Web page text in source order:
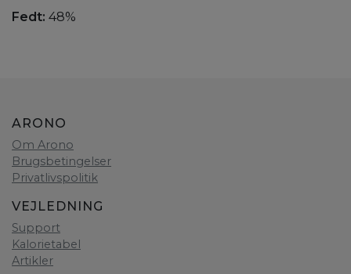
Fedt: 48%
ARONO
Om Arono
Brugsbetingelser
Privatlivspolitik
VEJLEDNING
Support
Kalorietabel
Artikler